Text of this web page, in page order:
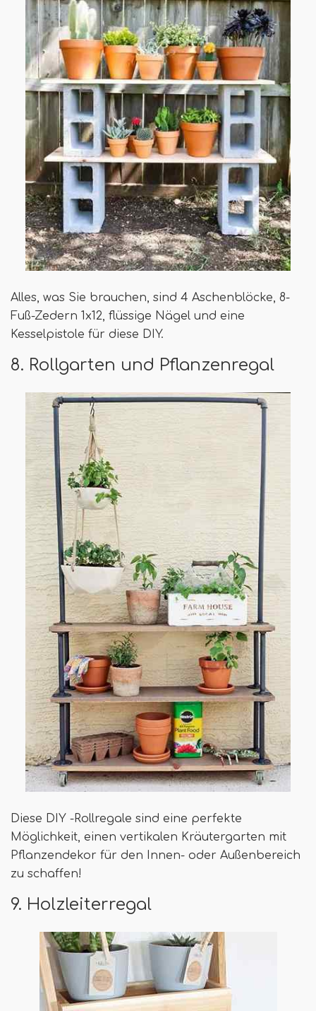
Alles, was Sie brauchen, sind 4 Aschenblöcke, 8-
Fuß-Zedern 1x12, flüssige Nägel und eine
Kesselpistole für diese DIY.
8. Rollgarten und Pflanzenregal
Diese DIY -Rollregale sind eine perfekte
Möglichkeit, einen vertikalen Kräutergarten mit
Pflanzendekor für den Innen- oder Außenbereich
zu schaffen!
9. Holzleiterregal